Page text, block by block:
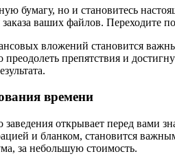
бумагу, но и становитесь
ваших файлов. Переходите
вложений становится
препятствия и
времени
открывает перед вами
и бланком, становится
за небольшую стоимость.